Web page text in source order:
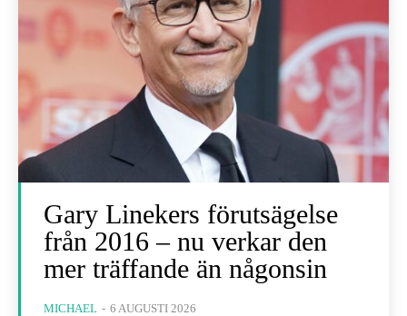
Gary Linekers förutsägelse
från 2016 – nu verkar den
mer träffande än någonsin
MICHAEL - 6 AUGUSTI 2026